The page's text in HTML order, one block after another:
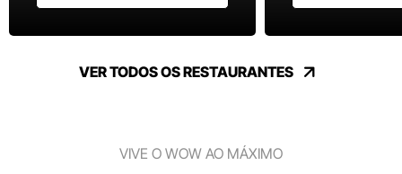
VER TODOS OS RESTAURANTES
VIVE O WOW AO MÁXIMO